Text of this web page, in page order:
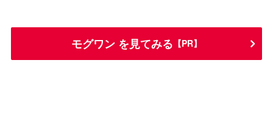
モグワン を見てみる 【PR】